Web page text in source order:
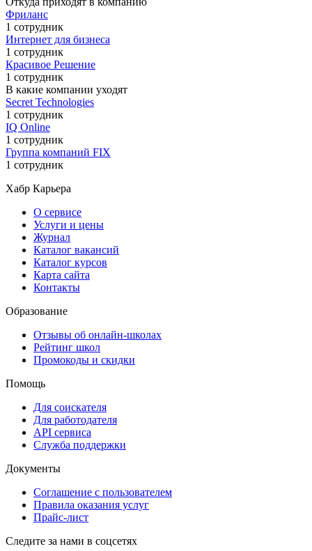
Фриланс
1 сотрудник
Интернет для бизнеса
1 сотрудник
Красивое Решение
1 сотрудник
В какие компании уходят
Secret Technologies
1 сотрудник
IQ Onlinе
1 сотрудник
Группа компаний FIX
1 сотрудник
Хабр Карьера
О сервисе
Услуги и цены
Журнал
Каталог вакансий
Каталог курсов
Карта сайта
Контакты
Образование
Отзывы об онлайн-школах
Рейтинг школ
Промокоды и скидки
Помощь
Для соискателя
Для работодателя
API сервиса
Служба поддержки
Документы
Соглашение с пользователем
Правила оказания услуг
Прайс-лист
Следите за нами в соцсетях